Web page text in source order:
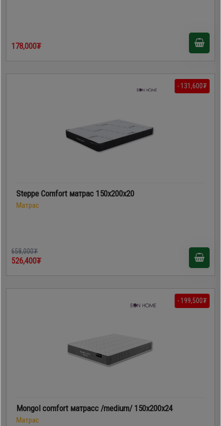
178,000₮
- 131,600₮
Steppe Comfort матрас 150x200x20
Матрас
658,000₮
526,400₮
- 199,500₮
Mongol comfort матрасс /medium/ 150x200x24
Матрас